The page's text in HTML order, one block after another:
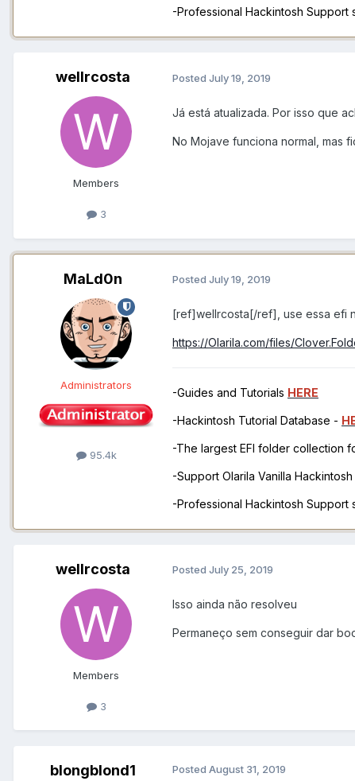
-Professional Hackintosh Support
wellrcosta
Members
3
Posted July 19, 2019
Já está atualizada. Por isso que
No Mojave funciona normal, mas
MaLd0n
Administrators
95.4k
Posted July 19, 2019
[ref]wellrcosta[/ref], use essa efi
https://Olarila.com/files/
-Guides and Tutorials HERE
-Hackintosh Tutorial Database -
-The largest EFI folder collection
-Support Olarila Vanilla
-Professional Hackintosh Support
wellrcosta
Members
3
Posted July 25, 2019
Isso ainda não resolveu
Permaneço sem conseguir dar
blongblond1 Posted August 31, 2019